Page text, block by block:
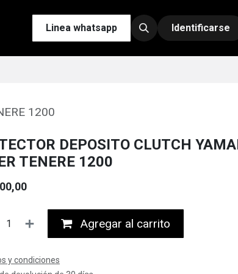
Esenciales Contáctenos Nuestras
Linea whatsapp Identificarse
1200
DEPOSITO CLUTCH
TENERE 1200
Agregar al carrito
y condiciones